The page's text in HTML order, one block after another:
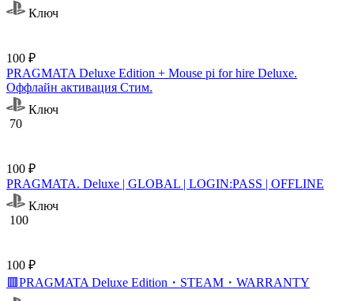
Ключ
100 ₽
PRAGMATA Deluxe Edition + Mouse pi for hire Deluxe.
Оффлайн активация Cтим.
Ключ
70
100 ₽
PRAGMATA. Deluxe | GLOBAL | LOGIN:PASS | OFFLINE
Ключ
100
100 ₽
🟥PRAGMATA Deluxe Edition・STEAM・WARRANTY